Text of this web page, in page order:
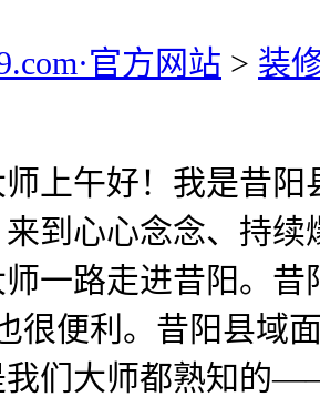
官方网站 > 装
午好！我是昔阳
到心心念念、持
一路走进昔阳。
很便利。昔阳县域
们大师都熟知的